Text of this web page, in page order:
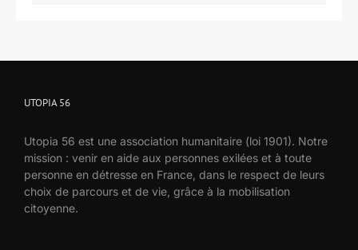
UTOPIA 56
Utopia 56 est une association humanitaire (loi 1901). Notre
mission : venir en aide aux personnes exilées et à toute
personne en détresse en France, dans le respect de leurs
choix de parcours et de vie, grâce à la mobilisation
citoyenne.